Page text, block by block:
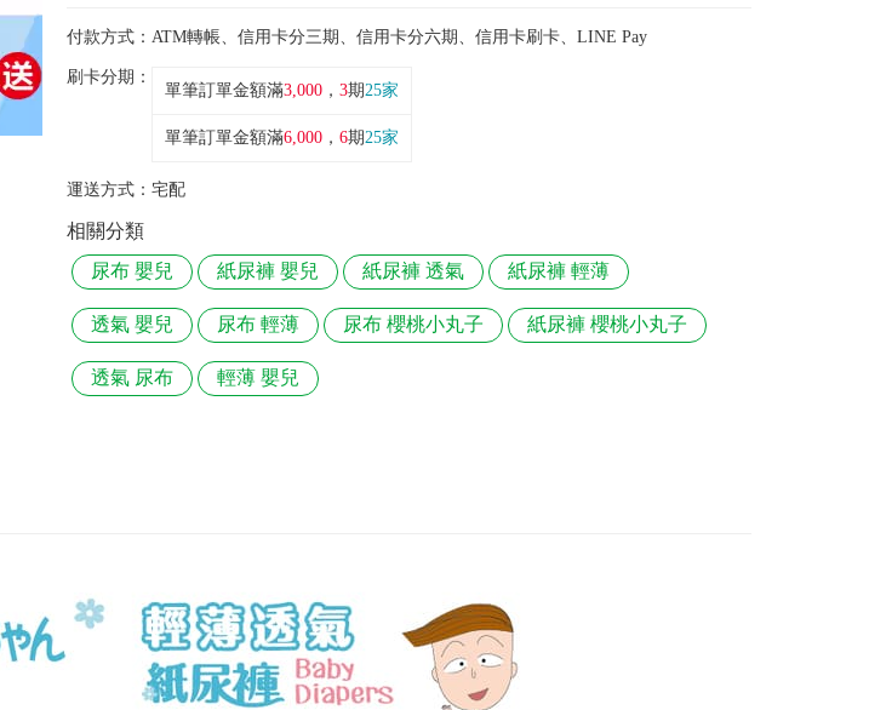
付款方式： ATM轉帳、信用卡分三期、信用卡分六期、信用卡刷卡、LINE Pay
刷卡分期：
單筆訂單金額滿3,000 ， 3期25家
單筆訂單金額滿6,000 ， 6期25家
運送方式： 宅配
相關分類
尿布 嬰兒
紙尿褲 嬰兒 紙尿褲 透氣 紙尿褲 輕薄
透氣 嬰兒 尿布 輕薄 尿布 櫻桃小丸子 紙尿褲 櫻桃小丸子
透氣 尿布 輕薄 嬰兒